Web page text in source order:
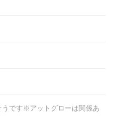
です※アットグローは関係あ